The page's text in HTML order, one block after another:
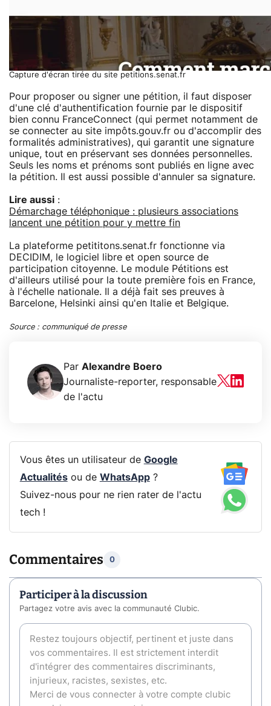
Capture d'écran tirée du site petitions.senat.fr
Pour proposer ou signer une pétition, il faut disposer
d'une clé d'authentification fournie par le dispositif
bien connu FranceConnect (qui permet notamment de
se connecter au site impôts.gouv.fr ou d'accomplir des
formalités administratives), qui garantit une signature
unique, tout en préservant ses données personnelles.
Seuls les noms et prénoms sont publiés en ligne avec
la pétition. Il est aussi possible d'annuler sa signature.
Lire aussi :
Démarchage téléphonique : plusieurs associations
lancent une pétition pour y mettre fin
La plateforme petititons.senat.fr fonctionne via
DECIDIM, le logiciel libre et open source de
participation citoyenne. Le module Pétitions est
d'ailleurs utilisé pour la toute première fois en France,
à l'échelle nationale. Il a déjà fait ses preuves à
Barcelone, Helsinki ainsi qu'en Italie et Belgique.
Source : communiqué de presse
Par Alexandre Boero
Journaliste-reporter, responsable
de l'actu
Vous êtes un utilisateur de Google
Actualitésou de WhatsApp?
Suivez-nous pour ne rien rater de l'actu
tech !
Commentaires 0
Participer à la discussion
Partagez votre avis avec la communauté Clubic.